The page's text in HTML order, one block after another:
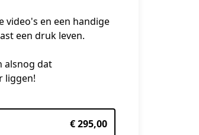
video's en een handige
een druk leven.
alsnog dat
liggen!
€ 295,00